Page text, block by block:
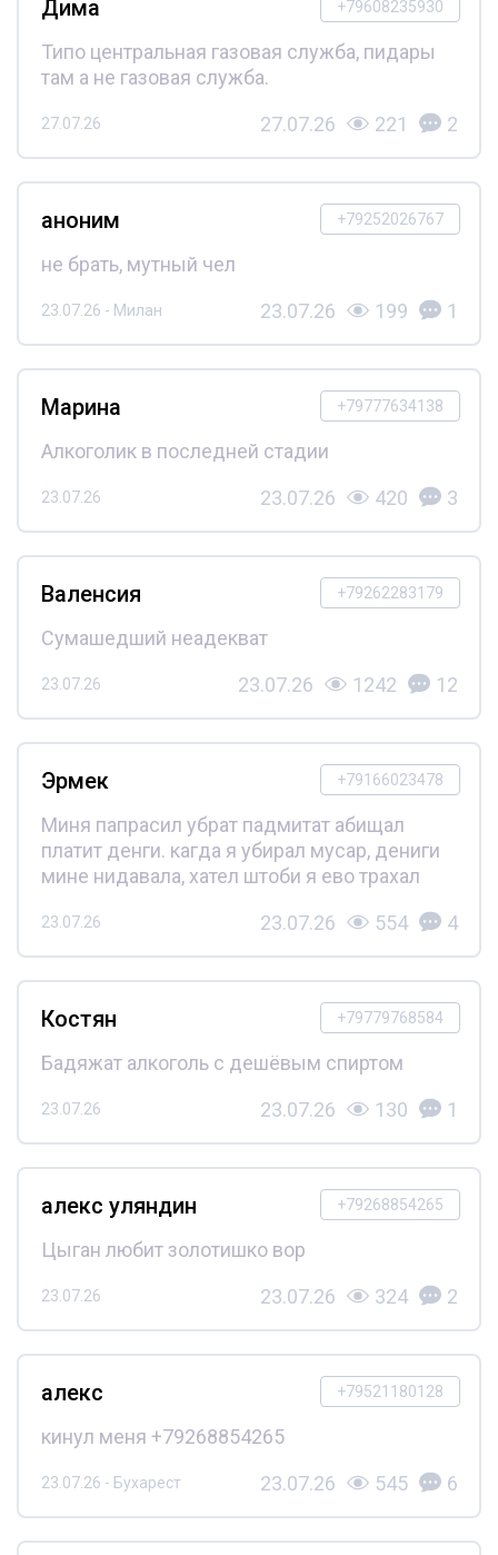
+79608235930
Дима
Типо центральная газовая служба, пидары
там а не газовая служба.
27.07.26 27.07.26 221 2
+79252026767
аноним
не брать, мутный чел
23.07.26 - Милан 23.07.26 199 1
+79777634138
Марина
Алкоголик в последней стадии
23.07.26 23.07.26 420 3
+79262283179
Валенсия
Сумашедший неадекват
23.07.26 23.07.26 1242 12
+79166023478
Эрмек
Миня папрасил убрат падмитат абищал
платит денги. кагда я убирал мусар, дениги
мине нидавала, хател штоби я ево трахал
23.07.26 23.07.26 554 4
+79779768584
Костян
Бадяжат алкоголь с дешёвым спиртом
23.07.26 23.07.26 130 1
+79268854265
алекс уляндин
Цыган любит золотишко вор
23.07.26 23.07.26 324 2
+79521180128
алекс
кинул меня +79268854265
23.07.26 - Бухарест 23.07.26 545 6